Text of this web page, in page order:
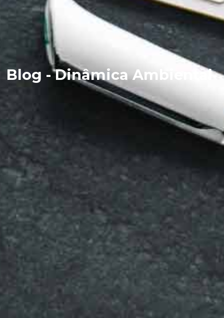
Blog - Dinâmica Ambiental